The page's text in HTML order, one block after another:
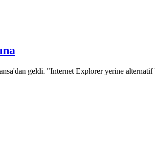
geldi. "Internet Explorer yerine